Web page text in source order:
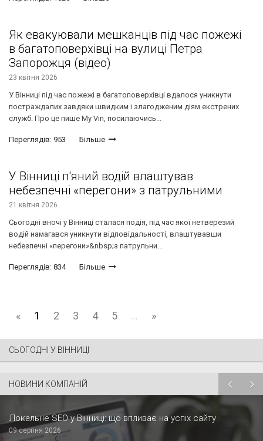
Як евакуювали мешканців під час пожежі
в багатоповерхівці на вулиці Петра
Запорожця (відео)
23 квітня 2026
У Вінниці під час пожежі в багатоповерхівці вдалося уникнути
постраждалих завдяки швидким і злагодженим діям екстрених
служб. Про це пише My Vin, посилаючись...
Переглядів: 953 Більше
У Вінниці п'яний водій влаштував
небезпечні «перегони» з патрульними
21 квітня 2026
Сьогодні вночі у Вінниці сталася подія, під час якої нетверезий
водій намагався уникнути відповідальності, влаштувавши
небезпечні «перегони»&nbsp;з патрульни...
Переглядів: 834 Більше
« 1 2 3 4 5 ... »
СЬОГОДНІ У ВІННИЦІ
НОВИНИ КОМПАНІЙ
Локальне SEO у Вінниці: що впливає на успіх сайту
09 серпня 2026